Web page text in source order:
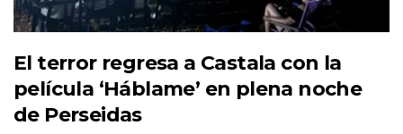
El terror regresa a Castala con la
película ‘Háblame’ en plena noche
de Perseidas